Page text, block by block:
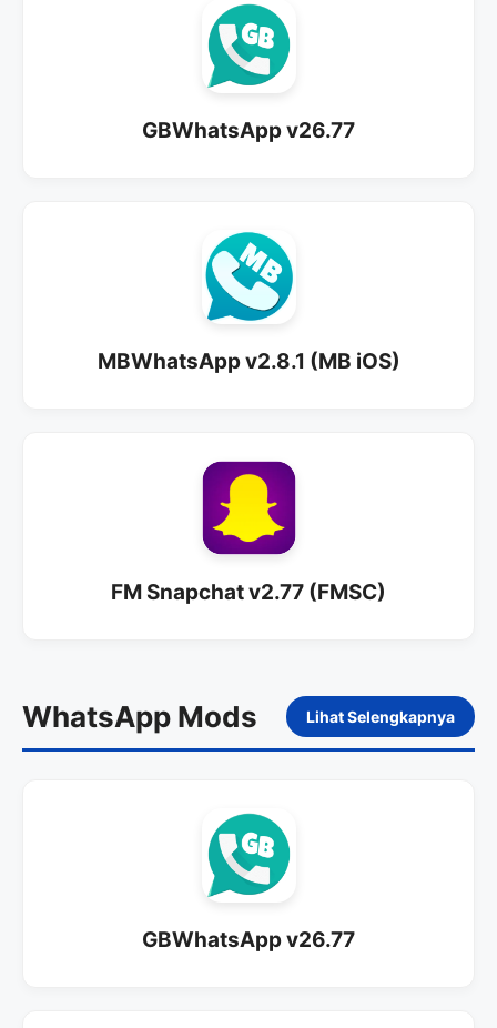
GBWhatsApp v26.77
MBWhatsApp v2.8.1 (MB iOS)
FM Snapchat v2.77 (FMSC)
WhatsApp Mods Lihat Selengkapnya
GBWhatsApp v26.77